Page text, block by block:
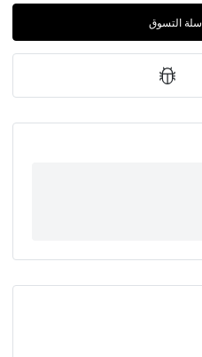
التسوق